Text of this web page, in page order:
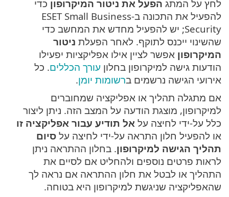
לחץ על המתג הפעל את ניטור המיקרופון כדי
להפעיל את התכונה ב-ESET Small Business
Security; יש להפעיל מחדש את המחשב כדי
שהשינוי ייכנס לתוקף. לאחר הפעלת ניטור
המיקרופון אפשר לציין אילו אפליקציות יפעילו
הודעות גישה למיקרופון בחלון עורך הכללים. כל
אירועי הגישה נרשמים ברשומות יומן.
אם מתגלה תהליך או אפליקציה שמחוברים
למיקרופון, מוצגת הודעה על המצב הזה. ניתן ליצור
כלל על-ידי לחיצה על אל תודיע עבור אפליקציה זו
או להפעיל חלון התראה על-ידי לחיצה על סיום
תהליך הגישה למיקרופון. בחלון ההתראה ניתן
לראות פרטים נוספים ולהחליט אם לסיים את
התהליך או לבטל את חלון ההתראה אם נראה לך
שהאפליקציה שניגשת למיקרופון היא בטוחה.